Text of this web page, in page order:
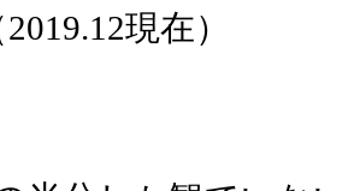
現在）